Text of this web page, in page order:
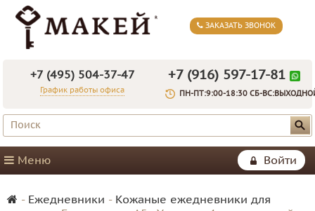
ЗАКАЗАТЬ ЗВОНОК
+7 (495) 504-37-47
График работы офиса
+7 (916) 597-17-81
ПН-ПТ:9:00-18:30 СБ-
Войти
Меню
- Ежедневники - Кожаные ежедневники для